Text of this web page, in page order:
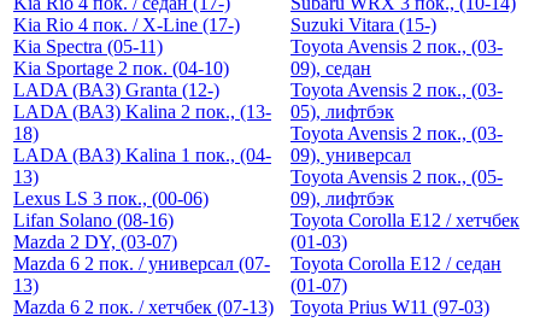
Kia Rio 4 пок. / X-Line (17-)
Kia Spectra (05-11)
Kia Sportage 2 пок. (04-10)
LADA (ВАЗ) Granta (12-)
LADA (ВАЗ) Kalina 2 пок., (13-
18)
LADA (ВАЗ) Kalina 1 пок., (04-
13)
Lexus LS 3 пок., (00-06)
Lifan Solano (08-16)
Mazda 2 DY, (03-07)
Mazda 6 2 пок. / универсал (07-
13)
Mazda 6 2 пок. / хетчбек (07-13)
Suzuki Vitara (15-)
Toyota Avensis 2 пок., (03-
09), седан
Toyota Avensis 2 пок., (03-
05), лифтбэк
Toyota Avensis 2 пок., (03-
09), универсал
Toyota Avensis 2 пок., (05-
09), лифтбэк
Toyota Corolla E12 / хетчбек
(01-03)
Toyota Corolla E12 / седан
(01-07)
Toyota Prius W11 (97-03)